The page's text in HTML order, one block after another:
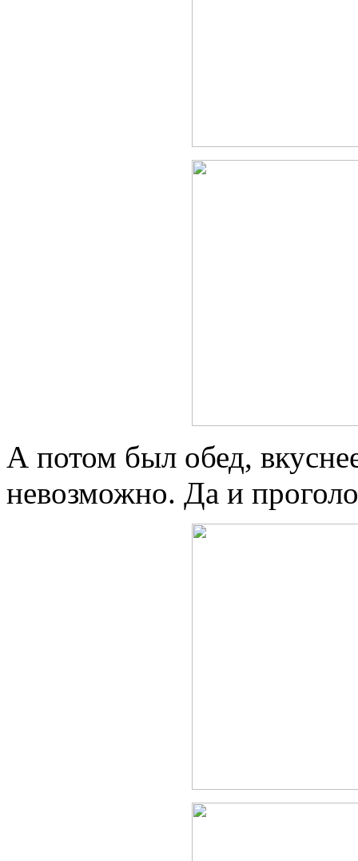
А потом был обед,
невозможно. Да и